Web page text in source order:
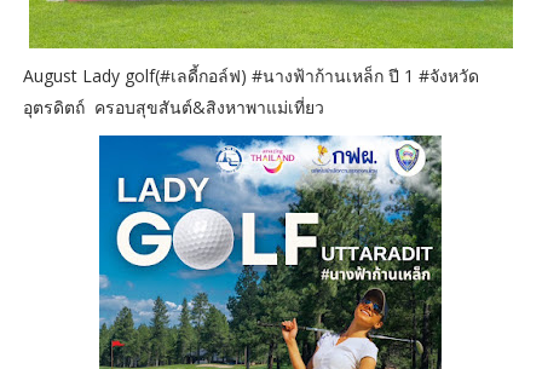
August Lady golf(#เลดี้กอล์ฟ) #นางฟ้าก้านเหล็ก ปี 1 #จังหวัด
อุตรดิตถ์ ครอบสุขสันต์&สิงหาพาแม่เที่ยว